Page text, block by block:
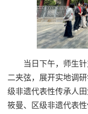
当日下午，师生
二夹弦，展开实地调
级非遗代表性传承人
筱曼、区级非遗代表